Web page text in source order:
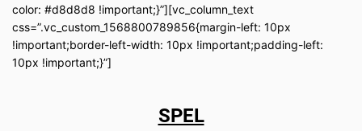
color: #d8d8d8 !important;}”][vc_column_text
css=”.vc_custom_1568800789856{margin-left: 10px
!important;border-left-width: 10px !important;padding-left:
10px !important;}”]
SPEL